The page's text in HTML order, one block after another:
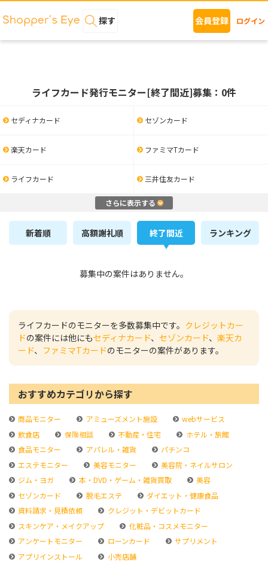
探す 会員登録 ログイン
ライフカード発行モニター[終了間近]募集：0件
セディナカード セゾンカード
楽天カード ファミマTカード
ライフカード 三井住友カード
さらに表示する
新着順 高額謝礼順 終了間近 ランキング
募集中の案件はありません。
ライフカードのモニターを多数募集中です。 クレジットカー
ドの案件には他にもセディナカード、 セゾンカード、 楽天カ
ード、 ファミマTカードのモニターの案件があります。
おすすめカテゴリから探す
商品モニター アミューズメント施設
webサービス
飲食店
保険相談 不動産・住宅
ホテル・旅館
食品モニター
アパレル・雑貨
パチンコ
エステモニター
美容モニター
美容院・ネイルサロン
ジム・ヨガ
本・DVD・ゲーム・雑貨買取
美容
セゾンカード
脱毛エステ
ダイエット・健康食品
資料請求・見積依頼
クレジット・デビットカード
スキンケア・メイクアップ
化粧品・コスメモニター
アンケートモニター
ローンカード
サプリメント
アプリインストール
小売店舗